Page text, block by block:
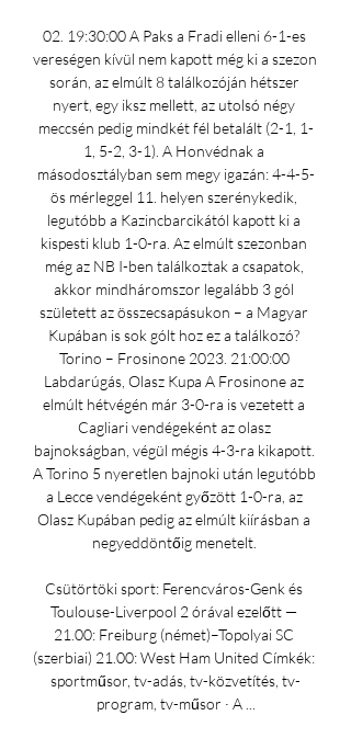
02. 19:30:00 A Paks a Fradi elleni 6-1-es
vereségen kívül nem kapott még ki a szezon
során, az elmúlt 8 találkozóján hétszer
nyert, egy iksz mellett, az utolsó négy
meccsén pedig mindkét fél betalált (2-1, 1-
1, 5-2, 3-1). A Honvédnak a
másodosztályban sem megy igazán: 4-4-5-
ös mérleggel 11. helyen szerénykedik,
legutóbb a Kazincbarcikától kapott ki a
kispesti klub 1-0-ra. Az elmúlt szezonban
még az NB I-ben találkoztak a csapatok,
akkor mindháromszor legalább 3 gól
született az összecsapásukon – a Magyar
Kupában is sok gólt hoz ez a találkozó?
Torino – Frosinone 2023. 21:00:00
Labdarúgás, Olasz Kupa A Frosinone az
elmúlt hétvégén már 3-0-ra is vezetett a
Cagliari vendégeként az olasz
bajnokságban, végül mégis 4-3-ra kikapott.
A Torino 5 nyeretlen bajnoki után legutóbb
a Lecce vendégeként győzött 1-0-ra, az
Olasz Kupában pedig az elmúlt kiírásban a
negyeddöntőig menetelt.
Csütörtöki sport: Ferencváros-Genk és
Toulouse-Liverpool 2 órával ezelőtt —
21.00: Freiburg (német)–Topolyai SC
(szerbiai) 21.00: West Ham United Címkék:
sportműsor, tv-adás, tv-közvetítés, tv-
program, tv-műsor · A ...